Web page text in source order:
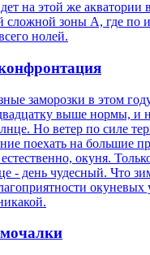
на этой же акватории
сложной зоны А, где по
нолей.
заморозки в этом
выше нормы, и
Но ветер по силе
поехать на большие
окуня.
- день чудесный. Что
окуневых